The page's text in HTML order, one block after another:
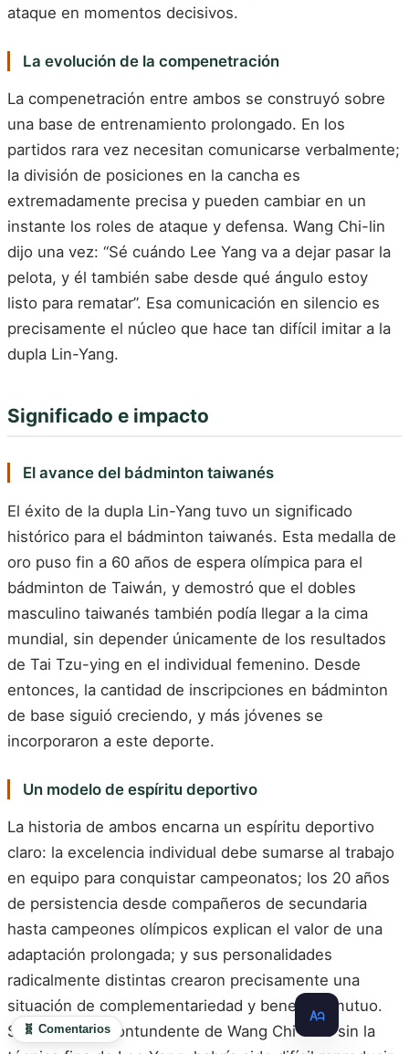
ataque en momentos decisivos.
La evolución de la compenetración
La compenetración entre ambos se construyó sobre
una base de entrenamiento prolongado. En los
partidos rara vez necesitan comunicarse verbalmente;
la división de posiciones en la cancha es
extremadamente precisa y pueden cambiar en un
instante los roles de ataque y defensa. Wang Chi-lin
dijo una vez: “Sé cuándo Lee Yang va a dejar pasar la
pelota, y él también sabe desde qué ángulo estoy
listo para rematar”. Esa comunicación en silencio es
precisamente el núcleo que hace tan difícil imitar a la
dupla Lin-Yang.
Significado e impacto
El avance del bádminton taiwanés
El éxito de la dupla Lin-Yang tuvo un significado
histórico para el bádminton taiwanés. Esta medalla de
oro puso fin a 60 años de espera olímpica para el
bádminton de Taiwán, y demostró que el dobles
masculino taiwanés también podía llegar a la cima
mundial, sin depender únicamente de los resultados
de Tai Tzu-ying en el individual femenino. Desde
entonces, la cantidad de inscripciones en bádminton
de base siguió creciendo, y más jóvenes se
incorporaron a este deporte.
Un modelo de espíritu deportivo
La historia de ambos encarna un espíritu deportivo
claro: la excelencia individual debe sumarse al trabajo
en equipo para conquistar campeonatos; los 20 años
de persistencia desde compañeros de secundaria
hasta campeones olímpicos explican el valor de una
adaptación prolongada; y sus personalidades
radicalmente distintas crearon precisamente una
situación de complementariedad y beneficio mutuo.
Sin el remate contundente de Wang Chi-lin o sin la
🧬 Comentarios